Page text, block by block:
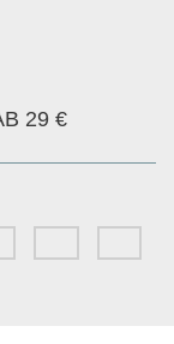
29 €